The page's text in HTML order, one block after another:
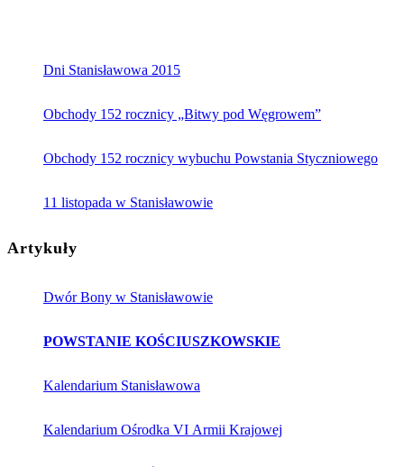
Dni Stanisławowa 2015
Obchody 152 rocznicy „Bitwy pod Węgrowem”
Obchody 152 rocznicy wybuchu Powstania Styczniowego
11 listopada w Stanisławowie
Artykuły
Dwór Bony w Stanisławowie
POWSTANIE KOŚCIUSZKOWSKIE
Kalendarium Stanisławowa
Kalendarium Ośrodka VI Armii Krajowej